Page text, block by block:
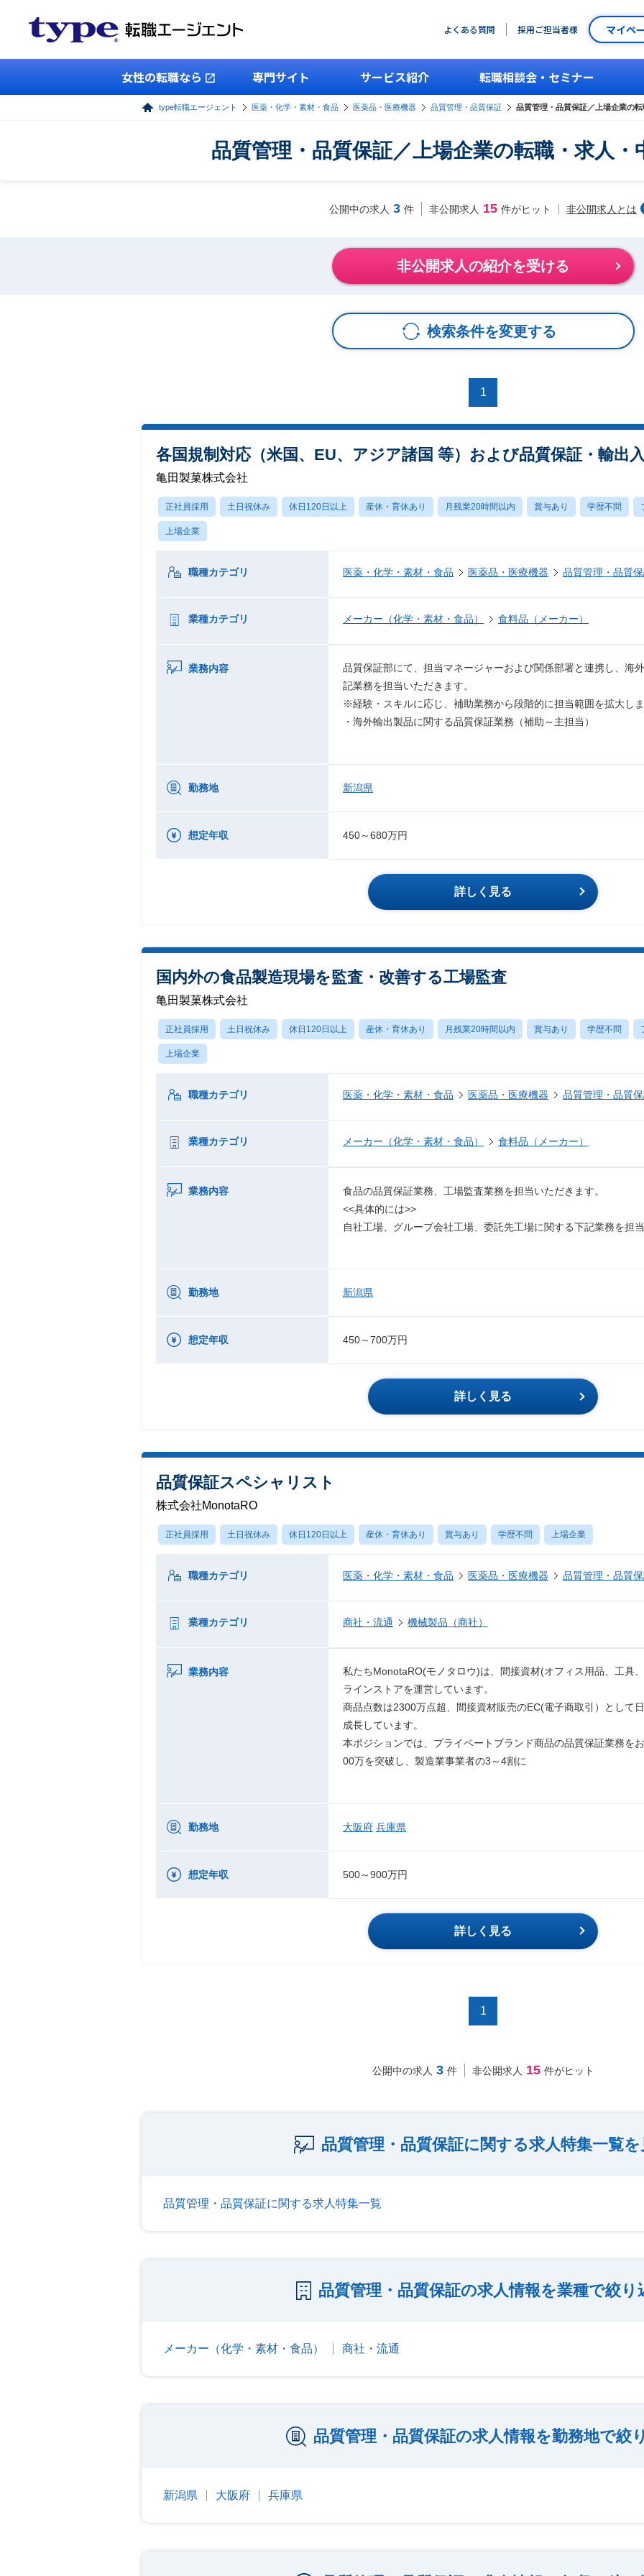
よくある質問 採用ご担当者様 マイペ
女性の転職なら 専門サイト サービス紹介 転職相談会・セミナー
type転職エージェント 医薬・化学・素材・食品 医薬品・医療機器 品質管理・品質保証 品質管理・品質保証／上場企業の
品質管理・品質保証／上場企業の転職・求人・
公開中の求人 3 件 非公開求人 15 件がヒット 非公開求人とは
非公開求人の紹介を受ける
検索条件を変更する
1
各国規制対応（米国、EU、アジア諸国 等）および品質保証・輸出
亀田製菓株式会社
正社員採用 土日祝休み 休日120日以上 産休・育休あり 月残業20時間以内 賞与あり 学歴不問
上場企業
職種カテゴリ 医薬・化学・素材・食品 医薬品・医療機器 品質管理・品質
業種カテゴリ メーカー（化学・素材・食品） 食料品（メーカー）
業務内容
品質保証部にて、担当マネージャーおよび関係部署と連携し、海
記業務を担当いただきます。
※経験・スキルに応じ、補助業務から段階的に担当範囲を拡大し
・海外輸出製品に関する品質保証業務（補助～主担当）
勤務地 新潟県
想定年収 450～680万円
詳しく見る
国内外の食品製造現場を監査・改善する工場監査
亀田製菓株式会社
正社員採用 土日祝休み 休日120日以上 産休・育休あり 月残業20時間以内 賞与あり 学歴不問
上場企業
職種カテゴリ 医薬・化学・素材・食品 医薬品・医療機器 品質管理・品質
業種カテゴリ メーカー（化学・素材・食品） 食料品（メーカー）
業務内容
食品の品質保証業務、工場監査業務を担当いただきます。
<<具体的には>>
自社工場、グループ会社工場、委託先工場に関する下記業務を担
勤務地 新潟県
想定年収 450～700万円
詳しく見る
品質保証スペシャリスト
株式会社MonotaRO
正社員採用 土日祝休み 休日120日以上 産休・育休あり 賞与あり 学歴不問 上場企業
職種カテゴリ 医薬・化学・素材・食品 医薬品・医療機器 品質管理・品質
業種カテゴリ 商社・流通 機械製品（商社）
業務内容
私たちMonotaRO(モノタロウ)は、間接資材(オフィス用品、工具
ラインストアを運営しています。
商品点数は2300万点超、間接資材販売のEC(電子商取引）として
成長しています。
本ポジションでは、プライベートブランド商品の品質保証業務を
00万を突破し、製造業事業者の3～4割に
勤務地 大阪府 兵庫県
想定年収 500～900万円
詳しく見る
1
公開中の求人 3 件 非公開求人 15 件がヒット
品質管理・品質保証に関する求人特集一覧
品質管理・品質保証に関する求人特集一覧
品質管理・品質保証の求人情報を業種で絞り
メーカー（化学・素材・食品） 商社・流通
品質管理・品質保証の求人情報を勤務地で絞
新潟県 大阪府 兵庫県